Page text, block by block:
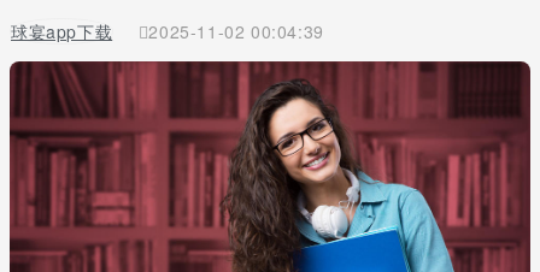
球宴app下载 2025-11-02 00:04:39